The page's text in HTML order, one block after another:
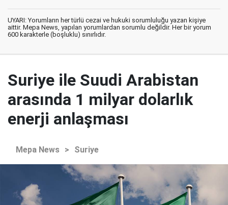
UYARI: Yorumların her türlü cezai ve hukuki sorumluluğu yazan kişiye
aittir. Mepa News, yapılan yorumlardan sorumlu değildir. Her bir yorum
600 karakterle (boşluklu) sınırlıdır.
Suriye ile Suudi Arabistan
arasında 1 milyar dolarlık
enerji anlaşması
Mepa News > Suriye